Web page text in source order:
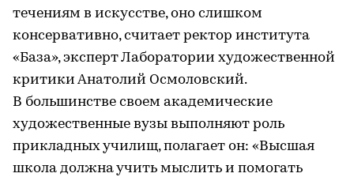
течениям в искусстве, оно слишком
консервативно, считает ректор института
«База», эксперт Лаборатории художественной
критики Анатолий Осмоловский.
В большинстве своем академические
художественные вузы выполняют роль
прикладных училищ, полагает он: «Высшая
школа должна учить мыслить и помогать